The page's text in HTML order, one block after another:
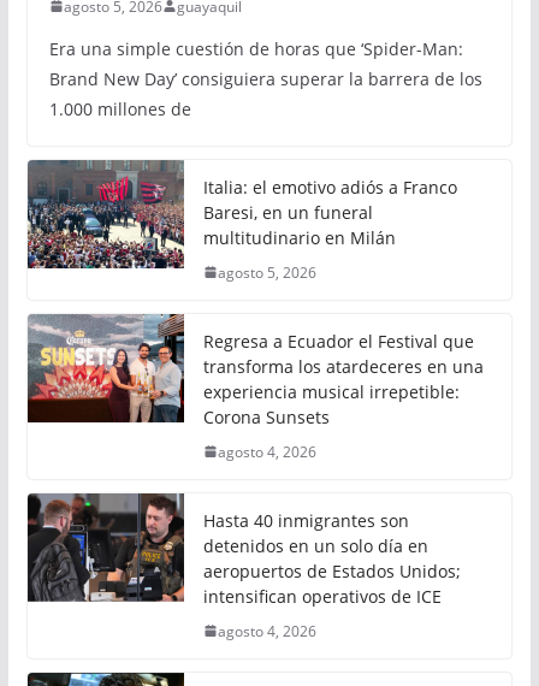
agosto 5, 2026 guayaquil
Era una simple cuestión de horas que ‘Spider-Man:
Brand New Day’ consiguiera superar la barrera de los
1.000 millones de
Italia: el emotivo adiós a Franco
Baresi, en un funeral
multitudinario en Milán
agosto 5, 2026
Regresa a Ecuador el Festival que
transforma los atardeceres en una
experiencia musical irrepetible:
Corona Sunsets
agosto 4, 2026
Hasta 40 inmigrantes son
detenidos en un solo día en
aeropuertos de Estados Unidos;
intensifican operativos de ICE
agosto 4, 2026